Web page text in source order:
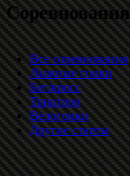
Соревнования
Все соревнования
Лыжные гонки
Бег/кросс
Триатлон
Велогонки
Другие старты